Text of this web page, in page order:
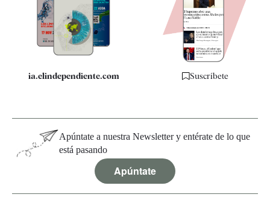
Quiénes somos
Especificaciones
ia.elindependiente.com Suscríbete
Apúntate a nuestra Newsletter y entérate de lo que
está pasando
Apúntate